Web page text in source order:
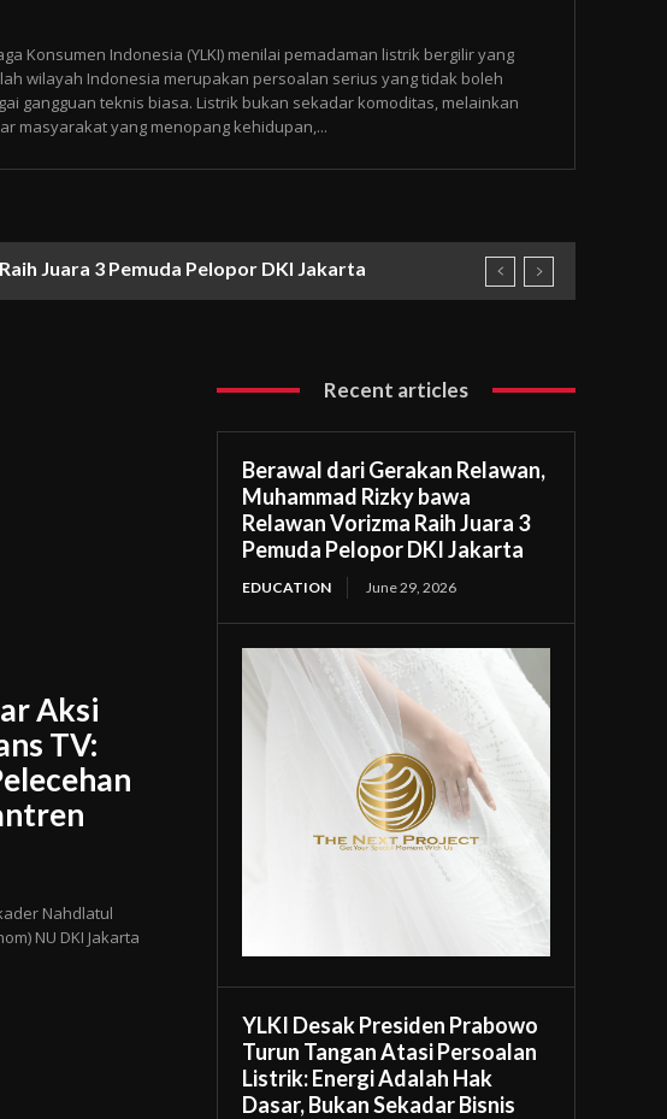
Konsumen Indonesia (YLKI) menilai pemadaman listrik bergilir yang
wilayah Indonesia merupakan persoalan serius yang tidak boleh
gangguan teknis biasa. Listrik bukan sekadar komoditas, melainkan
masyarakat yang menopang kehidupan,...
Juara 3 Pemuda Pelopor DKI Jakarta
Aksi
TV:
Nahdlatul
NU DKI Jakarta
Recent articles
Berawal dari Gerakan Relawan,
Muhammad Rizky bawa
Relawan Vorizma Raih Juara 3
Pemuda Pelopor DKI Jakarta
EDUCATION June 29, 2026
YLKI Desak Presiden Prabowo
Turun Tangan Atasi Persoalan
Listrik: Energi Adalah Hak
Dasar, Bukan Sekadar Bisnis